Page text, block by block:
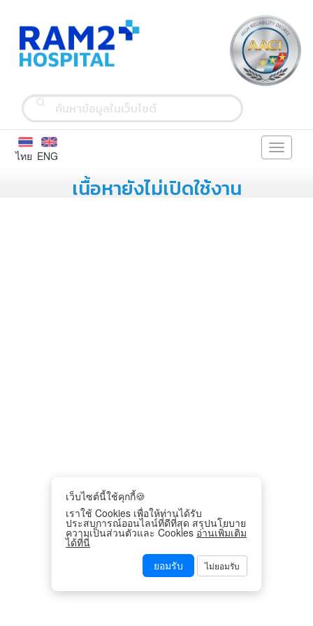
เว็บไซต์นี้ใช้คุกกี้🍪
เราใช้ Cookies เพื่อให้ท่านได้รับ
ประสบการณ์ออนไลน์ที่ดีที่สุด สรุปนโยบาย
ความเป็นส่วนตัวและ Cookies อ่านเพิ่มเติม
ได้ที่นี่
ยอมรับ
ไม่ยอมรับ
ENG
ไทย
Toggle
เนื้อหายังไม่เปิดใช้งาน